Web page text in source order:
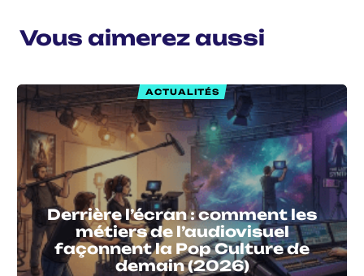
Vous aimerez aussi
ACTUALITÉS
Derrière l’écran : comment les
métiers de l’audiovisuel
façonnent la Pop Culture de
demain (2026)